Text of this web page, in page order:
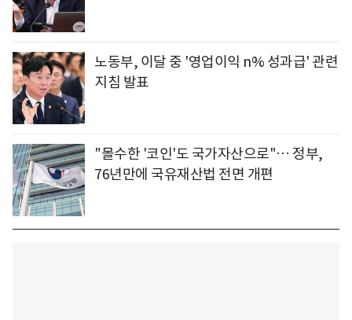
노동부, 이달 중 '영업이익 n% 성과급' 관련
지침 발표
"몰수한 '코인'도 국가자산으로"… 정부,
76년만에 국유재산법 전면 개편